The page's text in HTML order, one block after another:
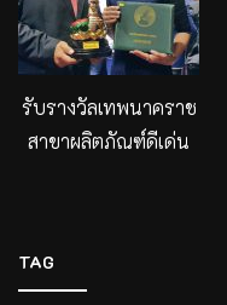
รับรางวัลเทพนาคราช
สาขาผลิตภัณฑ์ดีเด่น
TAG